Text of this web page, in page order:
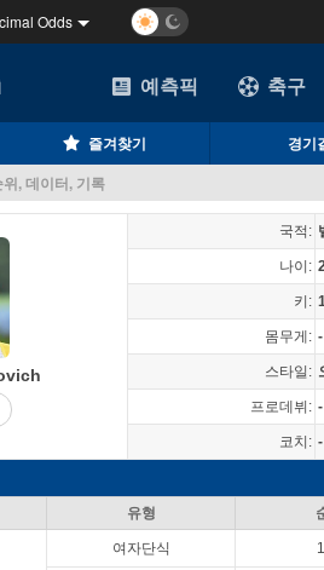
Odds
예측픽 축구
즐겨찾기
경기
, 데이터, 기록
국적:
나이:
키:
몸무게: -
스타일:
프로데뷔: -
코치: -
유형
여자단식